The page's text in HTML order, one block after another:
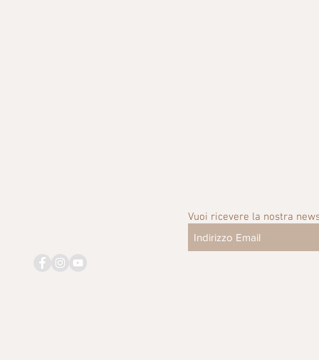
Vuoi ricevere la nostra